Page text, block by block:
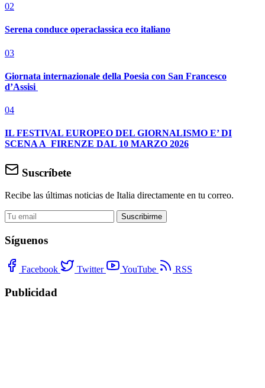
02
Serena conduce operaclassica eco italiano
03
Giornata internazionale della Poesia con San Francesco
d’Assisi
04
IL FESTIVAL EUROPEO DEL GIORNALISMO E’ DI
SCENA A FIRENZE DAL 10 MARZO 2026
Suscríbete
Recibe las últimas noticias de Italia directamente en tu correo.
Suscribirme
Síguenos
Facebook Twitter YouTube RSS
Publicidad